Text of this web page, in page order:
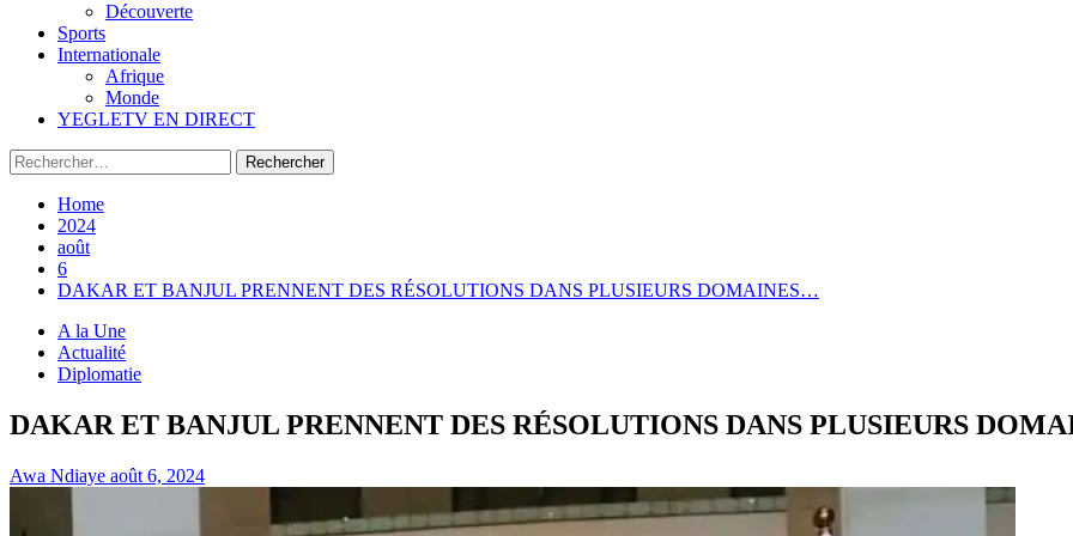
Découverte
Sports
Internationale
Afrique
Monde
YEGLETV EN DIRECT
Rechercher :
Home
2024
août
6
DAKAR ET BANJUL PRENNENT DES RÉSOLUTIONS DANS PLUSIEURS DOMAINES…
A la Une
Actualité
Diplomatie
DAKAR ET BANJUL PRENNENT DES RÉSOLUTIONS DANS PLUSIEURS
Awa Ndiaye août 6, 2024